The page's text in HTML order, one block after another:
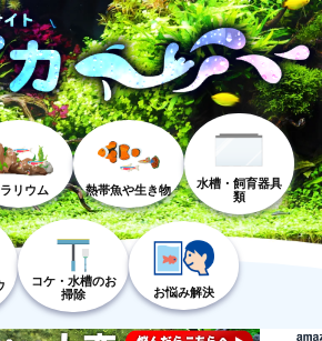
リウム 熱帯魚や生き物
水槽・飼育器具
類
コケ・水槽のお
掃除
お悩み解決